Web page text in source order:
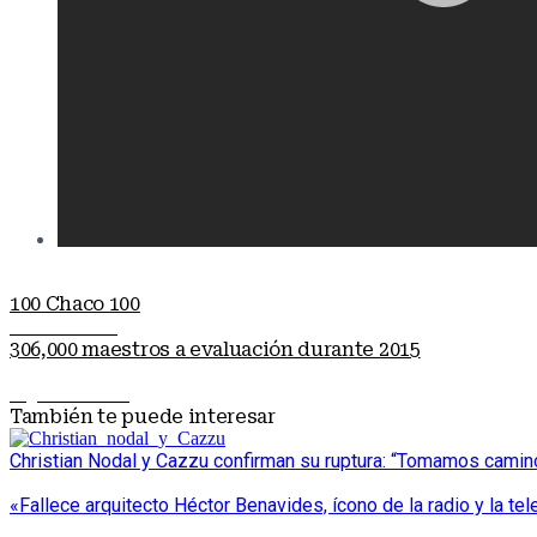
100 Chaco 100
306,000 maestros a evaluación durante 2015
También te puede interesar
Christian Nodal y Cazzu confirman su ruptura: “Tomamos
«Fallece arquitecto Héctor Benavides, ícono de la radio y la